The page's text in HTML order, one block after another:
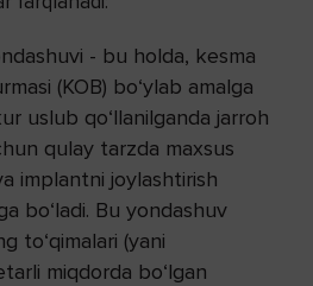
- bu holda, kesma
(KOB) bo‘ylab amalga
uslub qo‘llanilganda jarroh
qulay tarzda maxsus
implantni joylashtirish
bo‘ladi. Bu yondashuv
to‘qimalari (yani
miqdorda bo‘lgan